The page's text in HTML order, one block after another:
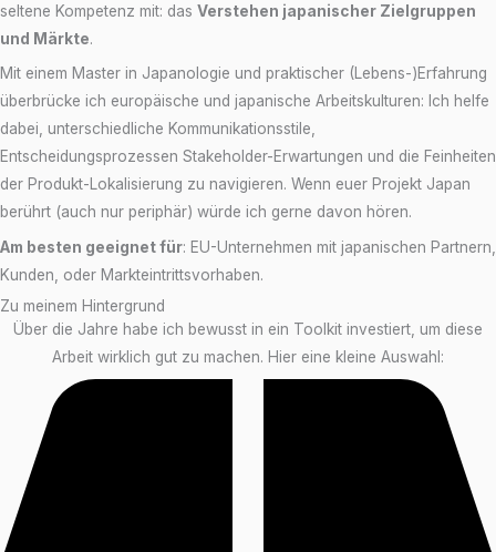
seltene Kompetenz mit: das Verstehen japanischer Zielgruppen
und Märkte.
Mit einem Master in Japanologie und praktischer (Lebens-)Erfahrung
überbrücke ich europäische und japanische Arbeitskulturen: Ich helfe
dabei, unterschiedliche Kommunikationsstile,
Entscheidungsprozessen Stakeholder-Erwartungen und die Feinheiten
der Produkt-Lokalisierung zu navigieren. Wenn euer Projekt Japan
berührt (auch nur periphär) würde ich gerne davon hören.
Am besten geeignet für: EU-Unternehmen mit japanischen Partnern,
Kunden, oder Markteintrittsvorhaben.
Zu meinem Hintergrund
Über die Jahre habe ich bewusst in ein Toolkit investiert, um diese
Arbeit wirklich gut zu machen. Hier eine kleine Auswahl: